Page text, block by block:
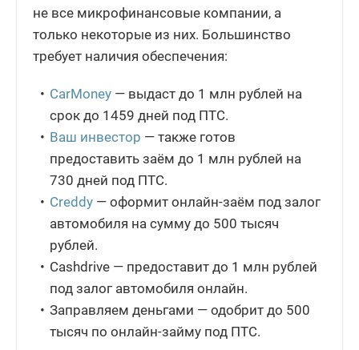
не все микрофинансовые компании, а
только некоторые из них. Большинство
требует наличия обеспечения:
CarMoney — выдаст до 1 млн рублей на
срок до 1459 дней под ПТС.
Ваш инвестор — также готов
предоставить заём до 1 млн рублей на
730 дней под ПТС.
Creddy — оформит онлайн-заём под залог
автомобиля на сумму до 500 тысяч
рублей.
Cashdrive — предоставит до 1 млн рублей
под залог автомобиля онлайн.
Заправляем деньгами — одобрит до 500
тысяч по онлайн-займу под ПТС.